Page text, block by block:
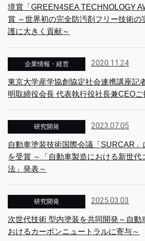
境賞「GREEN4SEA TECHNOLOGY
賞 ～世界初の完全防汚剤フリー技術の
護に大きく貢献～
2020.11.24
企業情報・経営
東京大学産学協創協定社会連携講座記
明取締役会長 代表執行役社長兼CEOご
2023.07.05
研究開発
自動車塗装技術国際会議「SURCAR」
を受賞 ～「自動車製造における新世代
法」発表～
2025.03.03
研究開発
次世代技術 型内塗装を共同開発～自動
おけるカーボンニュートラルに寄与～